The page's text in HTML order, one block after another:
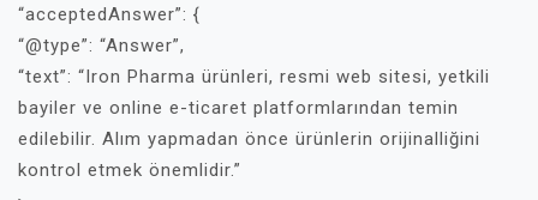
“acceptedAnswer”: {
“@type”: “Answer”,
“text”: “Iron Pharma ürünleri, resmi web sitesi, yetkili
bayiler ve online e-ticaret platformlarından temin
edilebilir. Alım yapmadan önce ürünlerin orijinalliğini
kontrol etmek önemlidir.”